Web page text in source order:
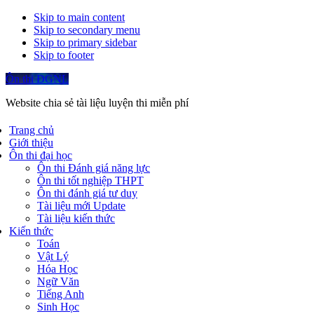
Skip to main content
Skip to secondary menu
Skip to primary sidebar
Skip to footer
Ôn thi ĐGNL
Website chia sẻ tài liệu luyện thi miễn phí
Trang chủ
Giới thiệu
Ôn thi đại học
Ôn thi Đánh giá năng lực
Ôn thi tốt nghiệp THPT
Ôn thi đánh giá tư duy
Tài liệu mới Update
Tài liệu kiến thức
Kiến thức
Toán
Vật Lý
Hóa Học
Ngữ Văn
Tiếng Anh
Sinh Học